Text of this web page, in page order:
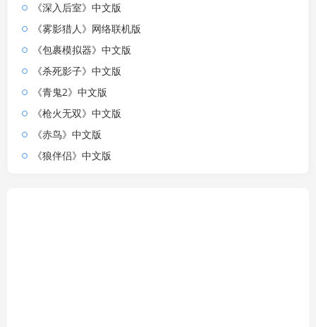
《深入后室》中文版
《雾影猎人》网络联机版
《包裹模拟器》中文版
《杀死影子》中文版
《青鬼2》中文版
《枪火无双》中文版
《赤鸟》中文版
《狼伴侣》中文版